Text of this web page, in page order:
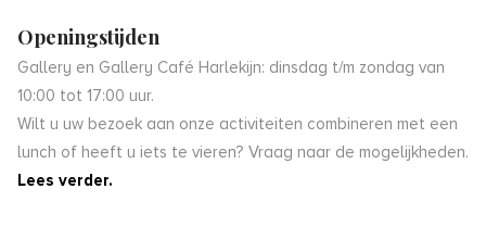
Openingstijden
Gallery en Gallery Café Harlekijn: dinsdag t/m zondag van
10:00 tot 17:00 uur.
Wilt u uw bezoek aan onze activiteiten combineren met een
lunch of heeft u iets te vieren? Vraag naar de mogelijkheden.
Lees verder.